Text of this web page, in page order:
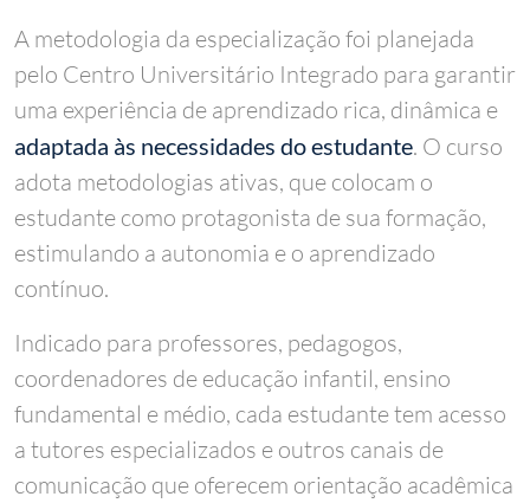
A metodologia da especialização foi planejada
pelo Centro Universitário Integrado para garantir
uma experiência de aprendizado rica, dinâmica e
adaptada às necessidades do estudante. O curso
adota metodologias ativas, que colocam o
estudante como protagonista de sua formação,
estimulando a autonomia e o aprendizado
contínuo.
Indicado para professores, pedagogos,
coordenadores de educação infantil, ensino
fundamental e médio, cada estudante tem acesso
a tutores especializados e outros canais de
comunicação que oferecem orientação acadêmica